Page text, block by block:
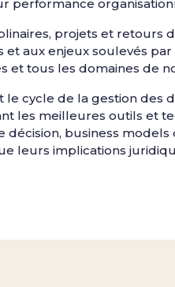
performance
projets et retours
aux enjeux soulevés par
et tous les domaines de
le cycle de la gestion des
les meilleures outils et
business models
leurs implications